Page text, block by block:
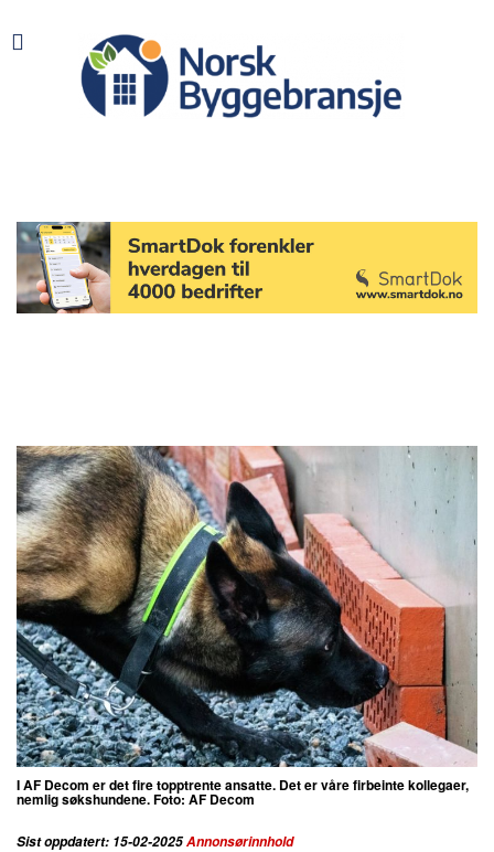
I AF Decom er det fire topptrente ansatte. Det er våre firbeinte kollegaer,
nemlig søkshundene. Foto: AF Decom
Sist oppdatert: 15-02-2025Annonsørinnhold